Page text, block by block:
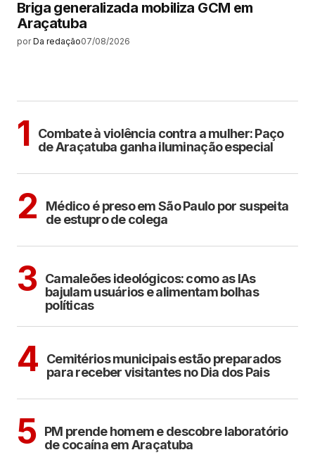
Briga generalizada mobiliza GCM em
Araçatuba
por Da redação07/08/2026
1
Combate à violência contra a mulher: Paço
de Araçatuba ganha iluminação especial
2
Médico é preso em São Paulo por suspeita
de estupro de colega
3 Camaleões ideológicos: como as IAs
bajulam usuários e alimentam bolhas
políticas
4
Cemitérios municipais estão preparados
para receber visitantes no Dia dos Pais
5 PM prende homem e descobre laboratório
de cocaína em Araçatuba